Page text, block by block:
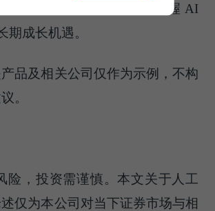
的景气发展，更有望深度把握 AI
期成长机遇。
品及相关公司仅作为示例，不构
。
险，投资需谨慎。本文关于人工
仅为本公司对当下证券市场与相